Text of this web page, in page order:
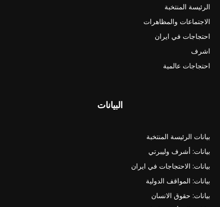
الرئيسة المنتخبة
الاجتماعات والمظاهرات
احتجاجات في ايران
اشرف
احتجاجات عالمية
البيانات
بيانات الرئيسة المنتخبة
بيانات: أشرف وليبرتي
بيانات: الاحتجاجات في ايران
بيانات: المواقف الدولية
بيانات: حقوق الانسان